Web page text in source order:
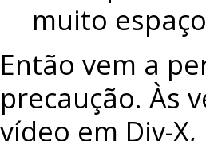
muito
Então vem a
precaução. Às
vídeo em Div-